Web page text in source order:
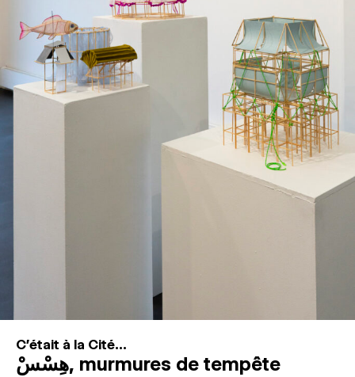
C'était à la Cité...
هِسْسْ, murmures de tempête